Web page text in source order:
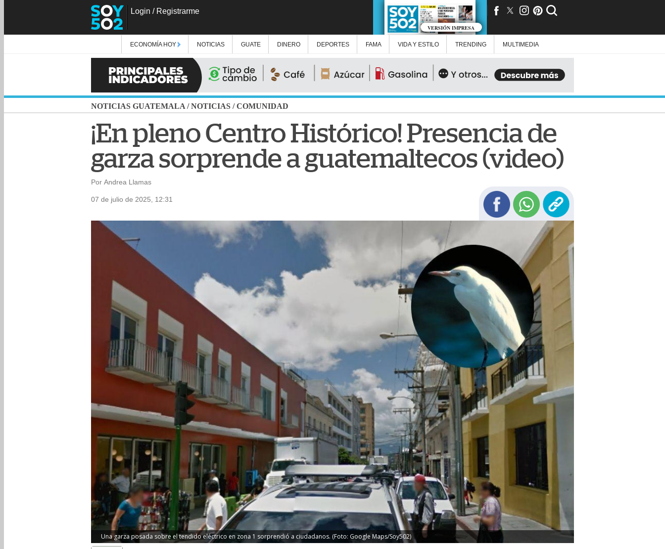
Login / Registrarme
VERSIÓN IMPRESA
ECONOMÍA HOY NOTICIAS GUATE DINERO DEPORTES FAMA VIDA Y ESTILO TRENDING MULTIMEDIA
NOTICIAS GUATEMALA /NOTICIAS /COMUNIDAD
¡En pleno Centro Histórico! Presencia de
garza sorprende a guatemaltecos (video)
Por Andrea Llamas
07 de julio de 2025, 12:31
Una garza posada sobre el tendido eléctrico en zona 1 sorprendió a ciudadanos. (Foto: Google Maps/Soy502)